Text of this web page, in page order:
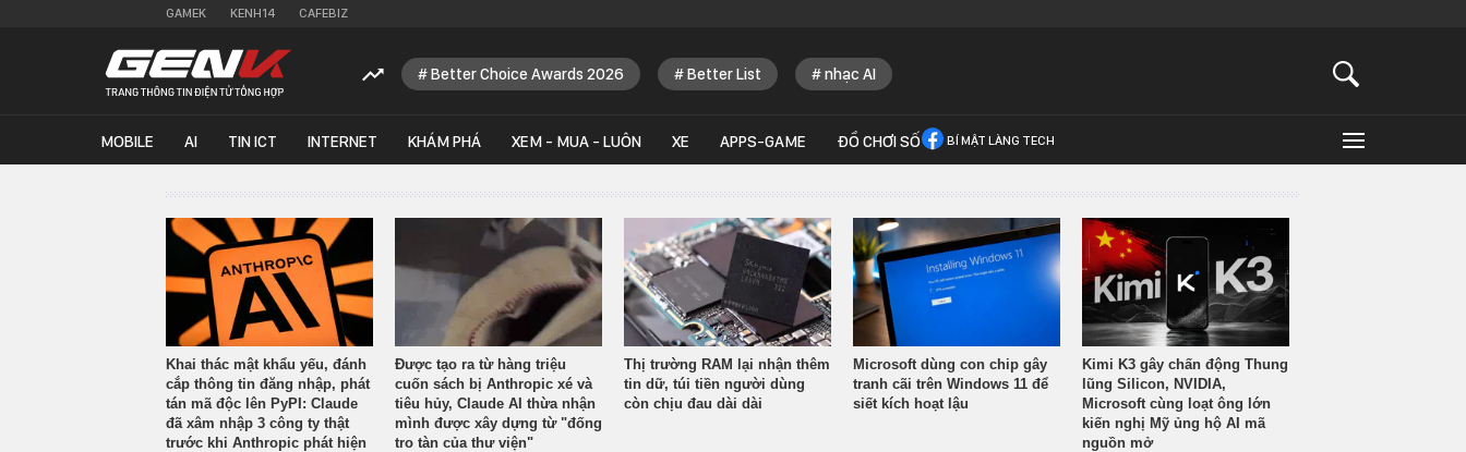
GAMEK KENH14 CAFEBIZ
Better Choice Awards 2026 Better List nhạc AI
MOBILE AI TIN ICT INTERNET KHÁM PHÁ XEM - MUA - LUÔN XE APPS-GAME ĐỒ CHƠI SỐ BÍ MẬT LÀNG TECH
Khai thác mật khẩu yếu, đánh
cắp thông tin đăng nhập, phát
tán mã độc lên PyPI: Claude
đã xâm nhập 3 công ty thật
trước khi Anthropic phát hiện
Được tạo ra từ hàng triệu
cuốn sách bị Anthropic xé và
tiêu hủy, Claude AI thừa nhận
mình được xây dựng từ "đống
tro tàn của thư viện"
Thị trường RAM lại nhận thêm
tin dữ, túi tiền người dùng
còn chịu đau dài dài
Microsoft dùng con chip gây
tranh cãi trên Windows 11 để
siết kích hoạt lậu
Kimi K3 gây chấn động Thung
lũng Silicon, NVIDIA,
Microsoft cùng loạt ông lớn
kiến nghị Mỹ ủng hộ AI mã
nguồn mở